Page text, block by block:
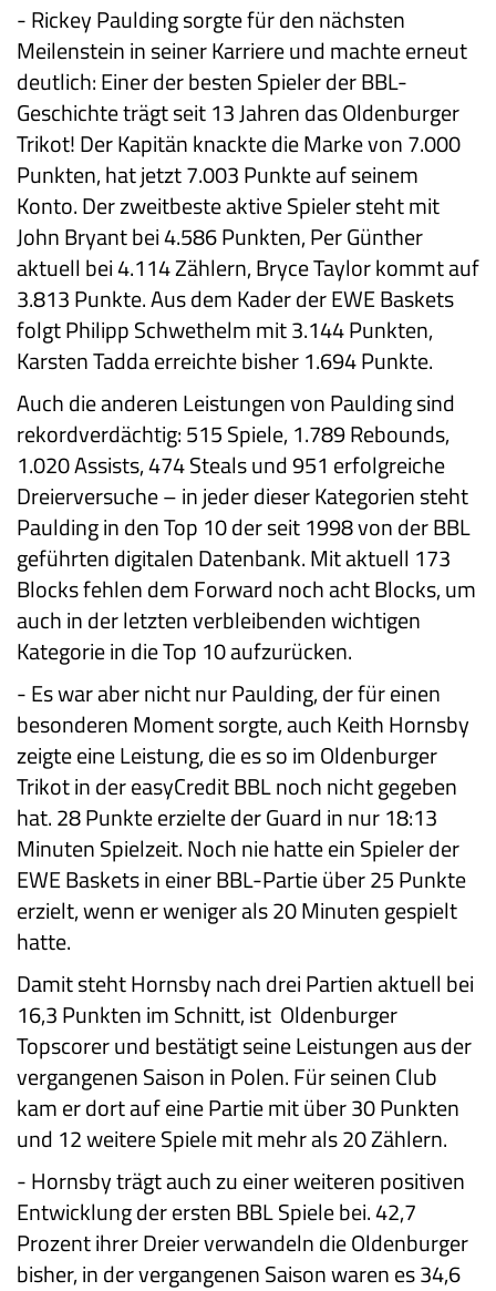
-Rickey Paulding sorgte für den nächsten
Meilenstein in seiner Karriere und machte erneut
deutlich: Einer der besten Spieler der BBL-
Geschichte trägt seit 13 Jahren das Oldenburger
Trikot! Der Kapitän knackte die Marke von 7.000
Punkten, hat jetzt 7.003 Punkte auf seinem
Konto. Der zweitbeste aktive Spieler steht mit
John Bryant bei 4.586 Punkten, Per Günther
aktuell bei 4.114 Zählern, Bryce Taylor kommt auf
3.813 Punkte. Aus dem Kader der EWE Baskets
folgt Philipp Schwethelm mit 3.144 Punkten,
Karsten Tadda erreichte bisher 1.694 Punkte.
Auch die anderen Leistungen von Paulding sind
rekordverdächtig: 515 Spiele, 1.789 Rebounds,
1.020 Assists, 474 Steals und 951 erfolgreiche
Dreierversuche – in jeder dieser Kategorien steht
Paulding in den Top 10 der seit 1998 von der BBL
geführten digitalen Datenbank. Mit aktuell 173
Blocks fehlen dem Forward noch acht Blocks, um
auch in der letzten verbleibenden wichtigen
Kategorie in die Top 10 aufzurücken.
-Es war aber nicht nur Paulding, der für einen
besonderen Moment sorgte, auch Keith Hornsby
zeigte eine Leistung, die es so im Oldenburger
Trikot in der easyCredit BBL noch nicht gegeben
hat. 28 Punkte erzielte der Guard in nur 18:13
Minuten Spielzeit. Noch nie hatte ein Spieler der
EWE Baskets in einer BBL-Partie über 25 Punkte
erzielt, wenn er weniger als 20 Minuten gespielt
hatte.
Damit steht Hornsby nach drei Partien aktuell bei
16,3 Punkten im Schnitt, ist Oldenburger
Topscorer und bestätigt seine Leistungen aus der
vergangenen Saison in Polen. Für seinen Club
kam er dort auf eine Partie mit über 30 Punkten
und 12 weitere Spiele mit mehr als 20 Zählern.
-Hornsby trägt auch zu einer weiteren positiven
Entwicklung der ersten BBL Spiele bei. 42,7
Prozent ihrer Dreier verwandeln die Oldenburger
bisher, in der vergangenen Saison waren es 34,6